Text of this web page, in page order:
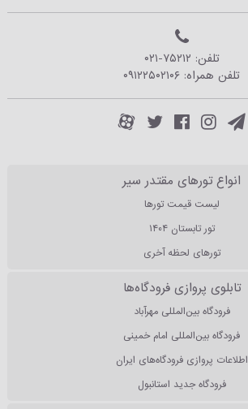
تلفن: ۰۲۱-۷۵۲۱۲
تلفن همراه: ۰۹۱۲۲۵۰۲۱۰۶
انواع تورهای مقتدر سیر
لیست قیمت تورها
تور تابستان ۱۴۰۴
تورهای لحظه آخری
تابلوی پروازی فرودگاه‌ها
فرودگاه بین‌المللی مهرآباد
فرودگاه بین‌المللی امام خمینی
اطلاعات پروازی فرودگاه‌های ایران
فرودگاه جدید استانبول